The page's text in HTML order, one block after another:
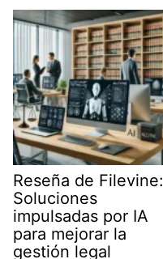
Reseña de Filevine:
Soluciones
impulsadas por IA
para mejorar la
gestión legal